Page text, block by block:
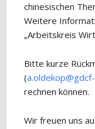
chinesischen
Weitere
„Arbeitskreis
Bitte kurze
(
rechnen können.
Wir freuen uns